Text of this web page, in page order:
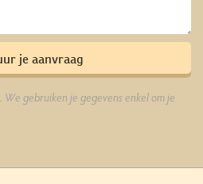
gebruiken je gegevens enkel om je